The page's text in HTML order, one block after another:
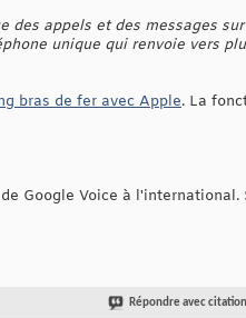
appels et des messages
unique qui renvoie vers
bras de fer avec Apple. La
Google Voice à l'international.
Répondre avec citation